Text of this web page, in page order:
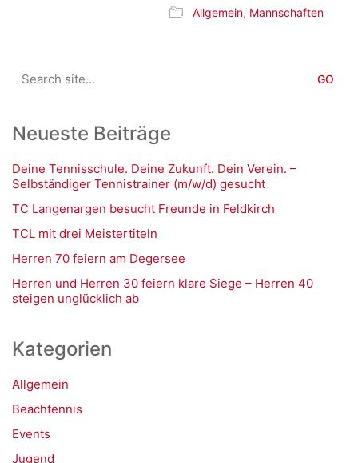
Allgemein, Mannschaften
for:
Neueste Beiträge
Deine Tennisschule. Deine Zukunft. Dein Verein. –
Selbständiger Tennistrainer (m/w/d) gesucht
TC Langenargen besucht Freunde in Feldkirch
TCL mit drei Meistertiteln
Herren 70 feiern am Degersee
Herren und Herren 30 feiern klare Siege – Herren 40
steigen unglücklich ab
Kategorien
Allgemein
Beachtennis
Events
Jugend